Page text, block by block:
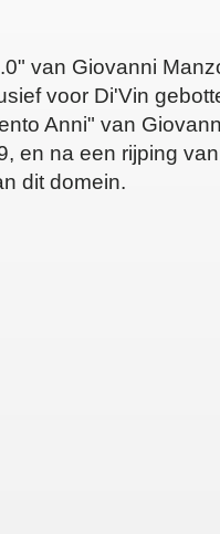
van Giovanni
voor Di'Vin
Anni" van
en na een rijping
dit domein.